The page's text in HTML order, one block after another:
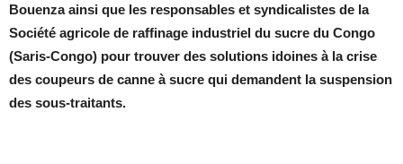
Bouenza ainsi que les responsables et syndicalistes de la
Société agricole de raffinage industriel du sucre du Congo
(Saris-Congo) pour trouver des solutions idoines à la crise
des coupeurs de canne à sucre qui demandent la suspension
des sous-traitants.